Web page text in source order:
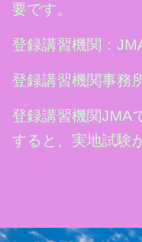
要です。
登録講習機関：
登録講習機関事務
登録講習機関JMA
すると、実地試験